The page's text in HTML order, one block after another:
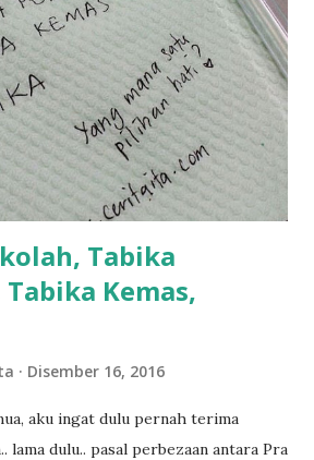
anak-anak jalan sampai masuk
bagi anak 4 macam kami ni bahagi-
siapa... dan biasanya aku akan
pimpin kakak husna... yang abg
terserah pada shah la pulak.. tapi
nak ummi pimpin... ajer rebeh
Tabika
Kemas,
Disember 16, 2016
aku ingat dulu pernah terima
lama dulu.. pasal perbezaan antara Pra